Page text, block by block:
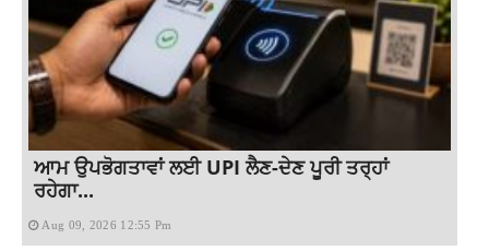
ਆਮ ਉਪਭੋਗਤਾਵਾਂ ਲਈ UPI ਲੈਣ-ਦੇਣ ਪੂਰੀ ਤਰ੍ਹਾਂ
ਰਹੇਗਾ...
Aug 09, 2026 12:55 Pm